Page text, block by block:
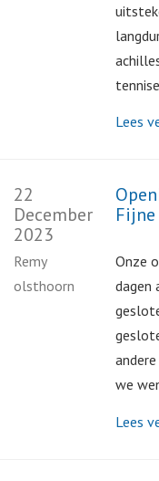
Lees
22
December
2023
Remy
olsthoorn
Onze
dagen
we
Lees